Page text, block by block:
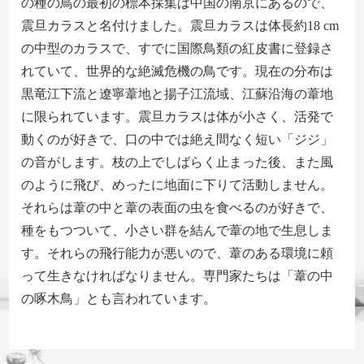
の種の鳥の最初の標本採集は中国の南京にあるので、
震旦カラス と名付けました 。震旦カラスは体長約18 cm
の中型のカラスで、すでに国際鳥類の紅皮書に登録さ
れていて、世界的な絶滅危機の鳥です。現在の分布は
黒竜江下流と遼寧葦地と揚子江流域、江蘇沿海の葦地
に限られています。震旦 カラスは体が小さく、活発で
動 くのが好きで 、口の中では絶え間なく短い「 ジジ 」
の音がします。枝の上でしばらく止まった後、また風
のように飛び、めったに地面に下りて活動しません。
それらは葦の中と葦の表面の虫を食べるのが好きで、
種をもつついて、小さい群を結んで葦の地で生息しま
す。 それらの飛行能力が悪いので、葦のある環境に頼
って生きなければな りません。専門家たちは「葦の中
の啄木鳥 」とも言われてい ます。